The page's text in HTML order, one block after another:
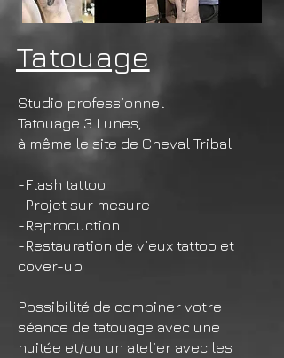
Tatouage
Studio professionnel
Tatouage 3 Lunes,
à même le site de Cheval Tribal.
-Flash tattoo
-Projet sur mesure
-Reproduction
-Restauration de vieux tattoo et
cover-up
Possibilité de combiner votre
séance de tatouage avec une
nuitée et/ou un atelier avec les